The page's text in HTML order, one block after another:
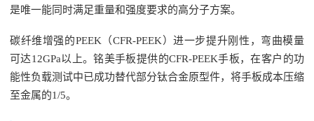
是唯一能同时满足重量和强度要求的高分子方案。
碳纤维增强的PEEK（CFR-PEEK）进一步提升刚性，弯曲模量
可达12GPa以上。铭美手板提供的CFR-PEEK手板，在客户的功
能性负载测试中已成功替代部分钛合金原型件，将手板成本压缩
至金属的1/5。